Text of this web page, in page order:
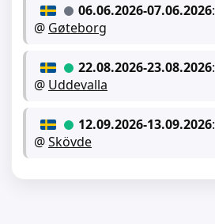
06.06.2026-07.06.2026:
@ Gøteborg
22.08.2026-23.08.2026:
@ Uddevalla
12.09.2026-13.09.2026:
@Skövde